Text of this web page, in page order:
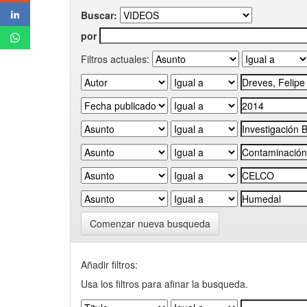
Buscar:
por
Filtros actuales:
Comenzar nueva busqueda
Añadir filtros:
Usa los filtros para afinar la busqueda.